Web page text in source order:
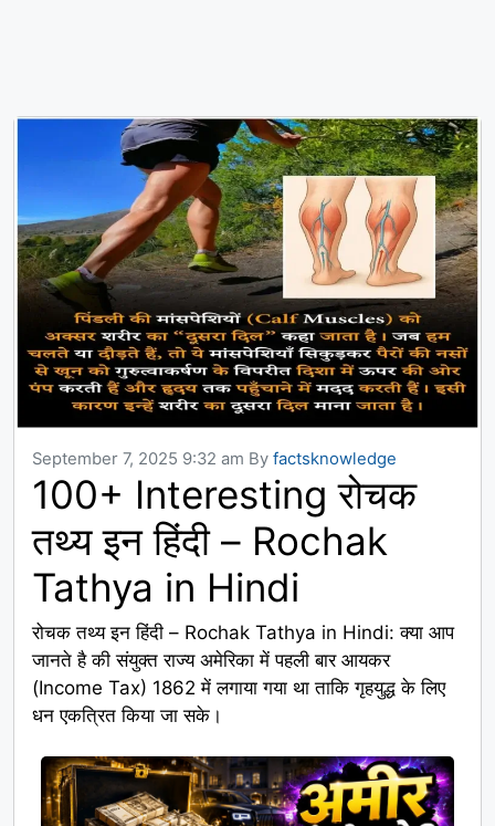
September 7, 2025 9:32 am By factsknowledge
100+ Interesting रोचक
तथ्य इन हिंदी – Rochak
Tathya in Hindi
रोचक तथ्य इन हिंदी – Rochak Tathya in Hindi: क्या आप
जानते है की संयुक्त राज्य अमेरिका में पहली बार आयकर
(Income Tax) 1862 में लगाया गया था ताकि गृहयुद्ध के लिए
धन एकत्रित किया जा सके।